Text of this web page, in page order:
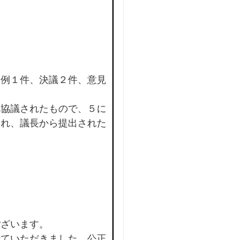
１件、決議２件、意見
議されたもので、５に
、議長から提出された
います。